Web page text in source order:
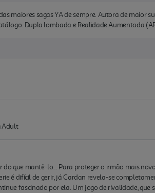
maiores sagas YA de sempre. Autora de maior
Dupla lombada e Realidade Aumentada
Adult
do que mantê-lo... Para proteger o irmão mais
é difícil de gerir, já Cardan revela-se
fascinado por ela. Um jogo de rivalidade,